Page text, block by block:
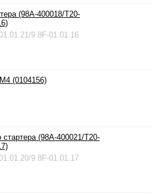
(98A-400018/T20-
9.8F-01.01.16
(0104156)
(98A-400021/T20-
9.8F-01.01.17